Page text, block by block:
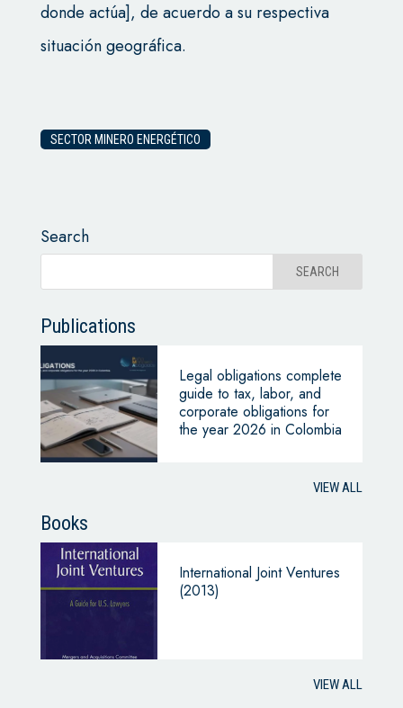
donde actúa], de acuerdo a su respectiva
situación geográfica.
SECTOR MINERO ENERGÉTICO
Search
Publications
Legal obligations complete
guide to tax, labor, and
corporate obligations for
the year 2026 in Colombia
VIEW ALL
Books
International Joint Ventures
(2013)
VIEW ALL